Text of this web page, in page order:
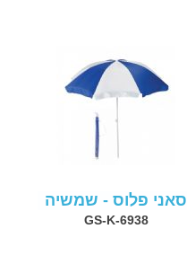
סאני פלוס - שמשיה
GS-K-6938